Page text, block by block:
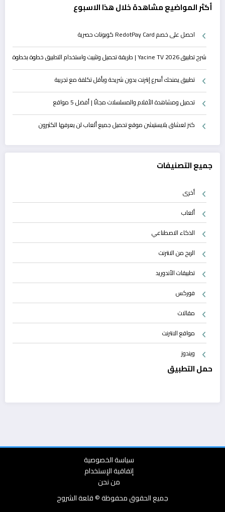
أكثر المواضيع مشاهدة خلال هذا الاسبوع
احصل على خصم RedotPay Card كوبونات حصرية
شرح تطبيق Yacine TV 2026 | طريقة تحميل وتثبيت واستخدام التطبيق خطوة بخطوة
تطبيق يمنحك أسرع إنترنت بدون شريحة وبأقل تكلفة مع تجريبة
تحميل ومشاهدة الأفلام والمسلسلات مجانًا | أفضل 5 مواقع
كنز لعشاق بلايستيشن موقع تحميل جميع ألعاب لن يعرفها الكثيرون
جميع التصنيفات
أخرى
ألعاب
الذكاء الاصطناعي
الربح من الانترنت
تطبيقات الأندوريد
فوركس
مقالات
مواقع الانترنت
ويندوز
حمل التطبيق
سياسة الخصوصية
إتفاقية الإستخدام
من نحن
جميع الحقوق محفوظة © قلعة الشروح